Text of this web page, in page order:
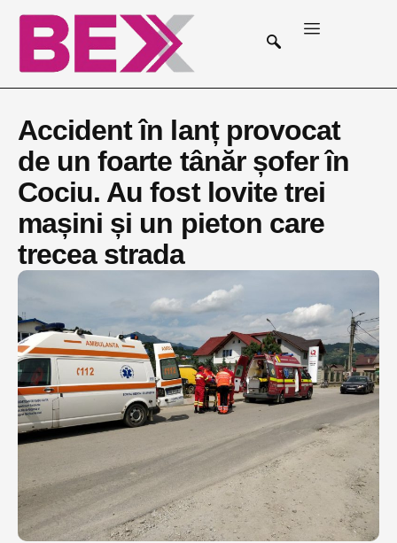
Accident în lanț provocat
de un foarte tânăr șofer în
Cociu. Au fost lovite trei
mașini și un pieton care
trecea strada